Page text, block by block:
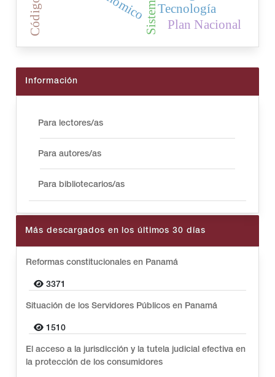
Tecnología
Plan Nacional
Información
Para lectores/as
Para autores/as
Para bibliotecarios/as
Más descargados en los últimos 30 días
Reformas constitucionales en Panamá
3371
Situación de los Servidores Públicos en Panamá
1510
El acceso a la jurisdicción y la tutela judicial efectiva en
la protección de los consumidores